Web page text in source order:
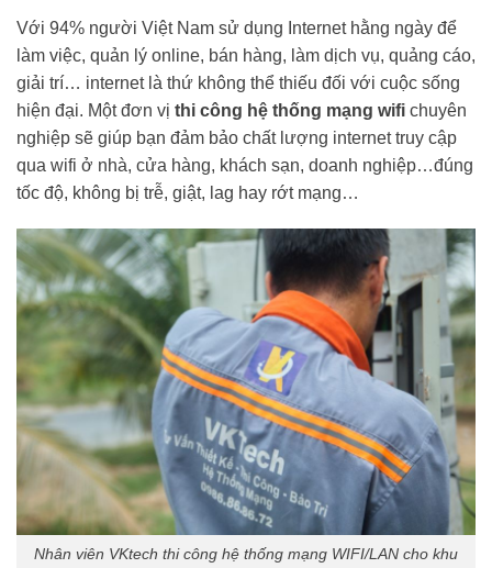
Với 94% người Việt Nam sử dụng Internet hằng ngày để
làm việc, quản lý online, bán hàng, làm dịch vụ, quảng cáo,
giải trí… internet là thứ không thể thiếu đối với cuộc sống
hiện đại. Một đơn vị thi công hệ thống mạng wifi chuyên
nghiệp sẽ giúp bạn đảm bảo chất lượng internet truy cập
qua wifi ở nhà, cửa hàng, khách sạn, doanh nghiệp…đúng
tốc độ, không bị trễ, giật, lag hay rớt mạng…
Nhân viên VKtech thi công hệ thống mạng WIFI/LAN cho khu